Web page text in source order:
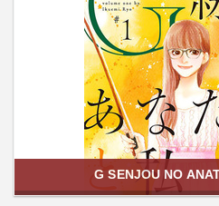
G SENJOU NO